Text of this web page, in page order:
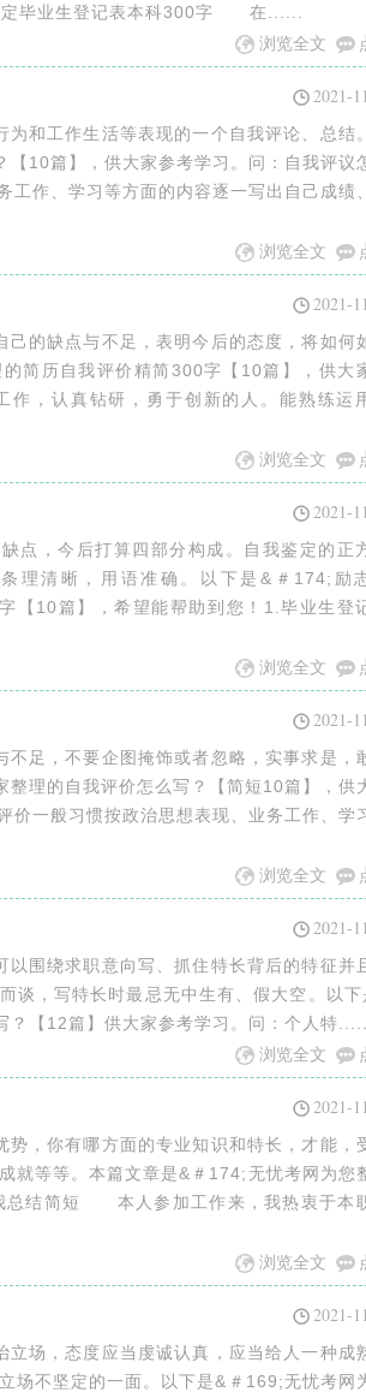
定毕业生登记表本科300字 在......
浏览全文
2021-
和工作生活等表现的一个自我评论、总结
10篇】，供大家参考学习。问：自我评议
作、学习等方面的内容逐一写出自己成绩
浏览全文
2021-
己的缺点与不足，表明今后的态度，将如何
简历自我评价精简300字【10篇】，供大
，认真钻研，勇于创新的人。能熟练运
浏览全文
2021-
点，今后打算四部分构成。自我鉴定的正
理清晰，用语准确。以下是&＃174;励
【10篇】，希望能帮助到您！1.毕业生登
浏览全文
2021-
不足，不要企图掩饰或者忽略，实事求是，
理的自我评价怎么写？【简短10篇】，供
般习惯按政治思想表现、业务工作、学
浏览全文
2021-
以围绕求职意向写、抓住特长背后的特征并
谈，写特长时最忌无中生有、假大空。以下
【12篇】供大家参考学习。问：个人特......
浏览全文
2021-
势，你有哪方面的专业知识和特长，才能，
就等等。本篇文章是&＃174;无忧考网为您
总结简短 本人参加工作来，我热衷于本
浏览全文
2021-
立场，态度应当虔诚认真，应当给人一种成
场不坚定的一面。以下是&＃169;无忧考网